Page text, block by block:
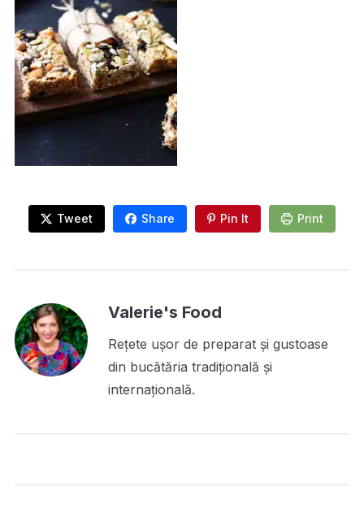
Tweet Share Pin It Print
Valerie's Food
Rețete ușor de preparat și gustoase
din bucătăria tradițională și
internațională.